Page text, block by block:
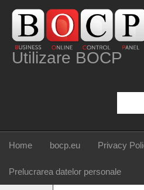
Utilizare BOCP
Home bocp.eu Privacy
Prelucrarea datelor personale